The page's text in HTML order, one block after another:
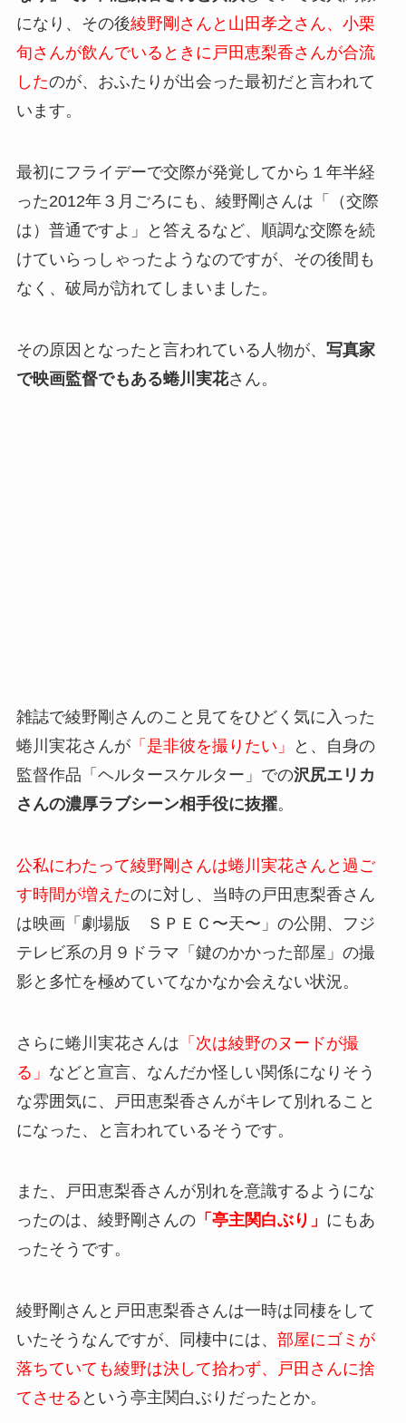
になり、その後綾野剛さんと山田孝之さん、小栗
旬さんが飲んでいるときに戸田恵梨香さんが合流
したのが、おふたりが出会った最初だと言われて
います。
最初にフライデーで交際が発覚してから１年半経
った2012年３月ごろにも、綾野剛さんは「（交際
は）普通ですよ」と答えるなど、順調な交際を続
けていらっしゃったようなのですが、その後間も
なく、破局が訪れてしまいました。
その原因となったと言われている人物が、 写真家
で映画監督でもある蜷川実花さん。
雑誌で綾野剛さんのこと見てをひどく気に入った
蜷川実花さんが「是非彼を撮りたい」
と、自身の
監督作品「ヘルタースケルター」での沢尻エリカ
さんの濃厚ラブシーン相手役に抜擢。
公私にわたって綾野剛さんは蜷川実花さんと過ご
す時間が増えたのに対し、当時の戸田恵梨香さん
は映画「劇場版 ＳＰＥＣ〜天〜」の公開、フジ
テレビ系の月９ドラマ「鍵のかかった部屋」の撮
影と多忙を極めていてなかなか会えない状況。
さらに蜷川実花さんは 「次は綾野のヌードが撮
る」 などと宣言、なんだか怪しい関係になりそう
な雰囲気に、戸田恵梨香さんがキレて別れること
になった、と言われているそうです。
また、戸田恵梨香さんが別れを意識するようにな
ったのは、綾野剛さんの「亭主関白ぶり」 にもあ
ったそうです。
綾野剛さんと戸田恵梨香さんは一時は同棲をして
いたそうなんですが、同棲中には、 部屋にゴミが
落ちていても綾野は決して拾わず、戸田さんに捨
てさせる という亭主関白ぶりだったとか。